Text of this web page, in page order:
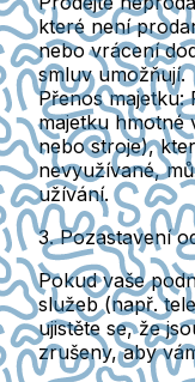
které není
nebo vrácení
smluv umožňují.
Přenos majetku:
majetku hmotné
nebo stroje),
nevyužívané,
užívání.
3. Pozastavení
Pokud vaše
služeb (např.
ujistěte se, že
zrušeny, aby